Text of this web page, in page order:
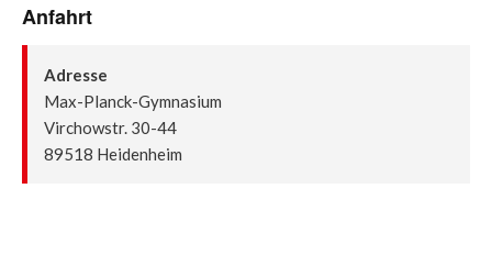
Anfahrt
Adresse
Max-Planck-Gymnasium
Virchowstr. 30-44
89518 Heidenheim